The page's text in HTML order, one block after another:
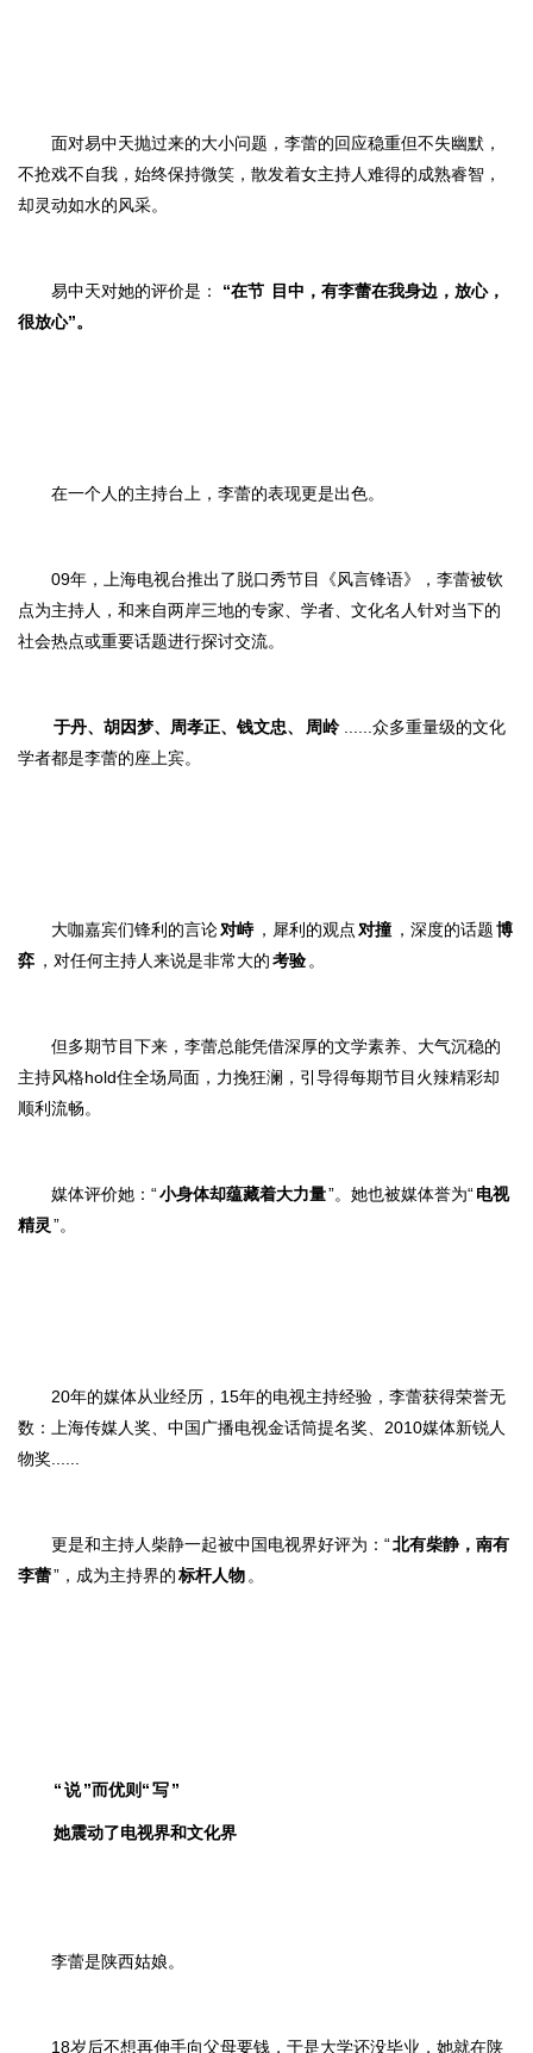
面对易中天抛过来的大小问题，李蕾的回应稳重但不失幽默，
不抢戏不自我， 始终保持微笑， 散发着女主持人难得的成熟睿智，
却灵动如水的风采。
易中天对她的评价是： “在节 目中，有李蕾在我身边，放心，
很放心”。
在一个人的主持台上，李蕾的表现更是出色。
09年，上海电视台推出了脱口秀节目《风言锋语》，李蕾被钦
点为主持人，和来自两岸三地的专家、学者、文化名人针对当下的
社会热点或重要话题进行探讨交流。
于丹、胡因梦、周孝正、钱文忠、 周岭
......众多重量级的文化
学者都是李蕾的座上宾。
大咖嘉宾们锋利的言论对峙 ，犀利的观点 对撞 ，深度的话题博
弈 ，对任何主持人来说是非常大的考验 。
但多期节目下来，李蕾总能凭借深厚的文学素养、大气沉稳的
主持风格hold住全场局面，力挽狂澜，引导得每期节目 火辣精彩却
顺利流畅。
媒体评价她： “小身体却蕴藏着大力量”。 她也被媒体誉为“电视
精灵 ”。
20年的媒体从业经历，15年的电视主持经验，李蕾获得荣誉无
数：上海传媒人奖、中国广播电视金话筒提名奖、2010媒体新锐人
物奖......
更是和主持人柴静一起被中国电视界好评为： “北有柴静，南有
李蕾” ，成为主持界的标杆人物 。
“说”而优则“写”
她震动了电视界和文化界
李蕾是陕西姑娘。
18岁后不想再伸手向父母要钱，于是大学还没毕业，她就在陕